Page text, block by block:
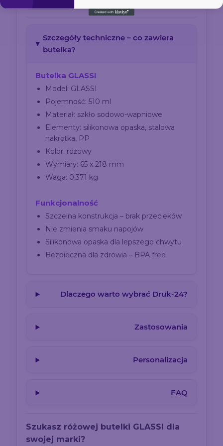
Szczegóły techniczne – co zawiera
butelka?
Butelka GLASSI
Model: GLASSI
Pojemność: 510 ml
Materiał: szkło sodowo-wapniowe
Elementy: silikonowa opaska, stalowa
nakrętka, PP
Kolor: różowy
Wymiary: 65 x 218 mm
Waga: 0,371 kg
Funkcjonalność
Szczelna konstrukcja – brak przecieków
Nie zmienia smaku napojów
Silikonowa opaska dla lepszego chwytu
Bezpieczna dla zdrowia – BPA free
Dlaczego warto wybrać Druk-24?
Zastosowania
Personalizacja
FAQ
Szukasz różowej butelki GLASSI dla
swojej marki?